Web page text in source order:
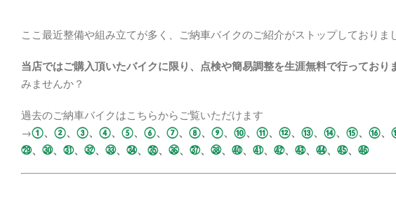
ここ最近整備や組み立てが多く、ご納車バイクのご紹介がストップしており
当店ではご購入頂いたバイクに限り、点検や簡易調整を生涯無料で行っており
みませんか？
過去のご納車バイクはこちらからご覧いただけます
→①、 ②、 ③、 ④、 ⑤、 ⑥、 ⑦、 ⑧、 ⑨、 ⑩、 ⑪、 ⑫、 ⑬、 ⑭、 ⑮、 ⑯、
㉙、 ㉚、 ㉛、 ㉜、 ㉝、 ㉞、 ㉟、 ㊱、 ㊲、 ㊳、 ㊵、 ㊶、 ㊷、 ㊸、 ㊹、 ㊺、 ㊻